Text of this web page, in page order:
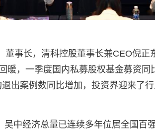
董事长，清科控股董事长兼CEO倪
暖，一季度国内私募股权基金募资
出案例数同比增加，投资界迎来了行
中经济总量已连续多年位居全国百